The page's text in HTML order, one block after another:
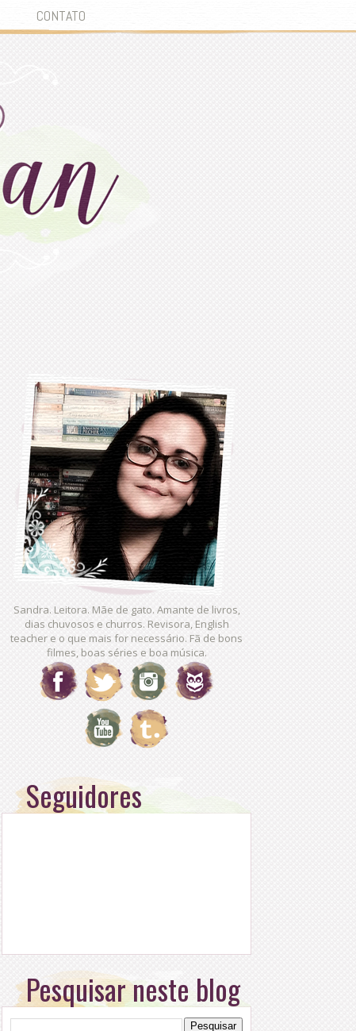
CONTATO
Sandra. Leitora. Mãe de gato. Amante de livros,
dias chuvosos e churros. Revisora, English
teacher e o que mais for necessário. Fã de bons
filmes, boas séries e boa música.
Seguidores
Pesquisar neste blog